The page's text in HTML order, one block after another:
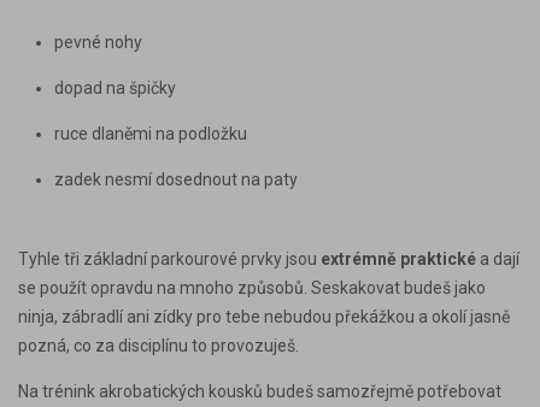
pevné nohy
dopad na špičky
ruce dlaněmi na podložku
zadek nesmí dosednout na paty
Tyhle tři základní parkourové prvky jsou extrémně praktické a dají
se použít opravdu na mnoho způsobů. Seskakovat budeš jako
ninja, zábradlí ani zídky pro tebe nebudou překážkou a okolí jasně
pozná, co za disciplínu to provozuješ.
Na trénink akrobatických kousků budeš samozřejmě potřebovat